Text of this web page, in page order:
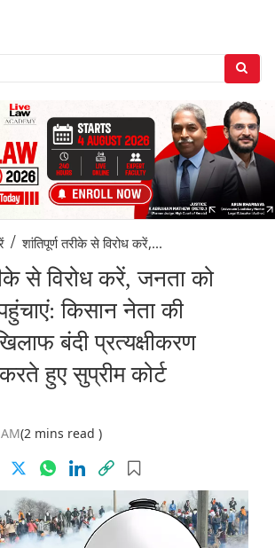
/ शांतिपूर्ण तरीके से विरोध करें,...
से विरोध करें, जनता को
किसान नेता की
बंदी प्रत्यक्षीकरण
हुए सुप्रीम कोर्ट
(2 mins read )